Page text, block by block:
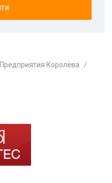
Предприятия Королёва